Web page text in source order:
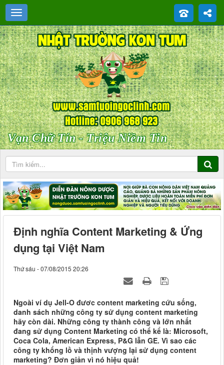
Vạn Chữ Tín - Triệu Niềm Tin
Định nghĩa Content Marketing & Ứng
dụng tại Việt Nam
Thứ sáu - 07/08/2015 20:26
Ngoài ví dụ Jell-O đươc content marketing cứu sống,
danh sách những công ty sử dụng content marketing
hãy còn dài. Những công ty thành công và lớn nhất
đang sử dụng Content Marketing có thể kể là: Microsoft,
Coca Cola, American Express, P&G lẫn GE. Vì sao các
công ty khổng lồ và thịnh vượng lại sử dụng content
marketing? Đơn giản vì nó hiệu quả!